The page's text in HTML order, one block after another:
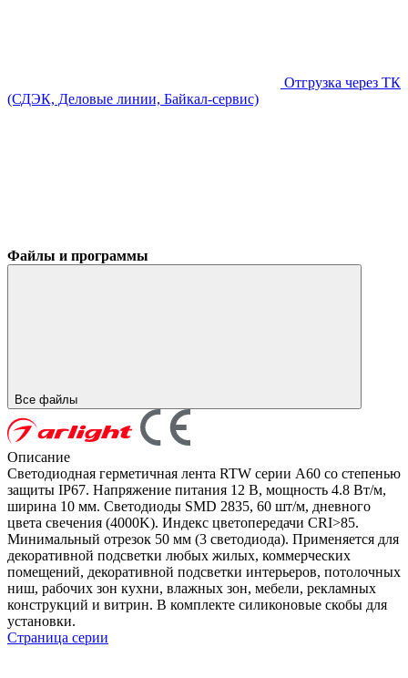
Отгрузка через ТК
(СДЭК, Деловые линии, Байкал-сервис)
Файлы и программы
Все файлы
Описание
Светодиодная герметичная лента RTW серии A60 со степенью
защиты IP67. Напряжение питания 12 В, мощность 4.8 Вт/м,
ширина 10 мм. Светодиоды SMD 2835, 60 шт/м, дневного
цвета свечения (4000K). Индекс цветопередачи CRI>85.
Минимальный отрезок 50 мм (3 светодиода). Применяется для
декоративной подсветки любых жилых, коммерческих
помещений, декоративной подсветки интерьеров, потолочных
ниш, рабочих зон кухни, влажных зон, мебели, рекламных
конструкций и витрин. В комплекте силиконовые скобы для
установки.
Страница серии